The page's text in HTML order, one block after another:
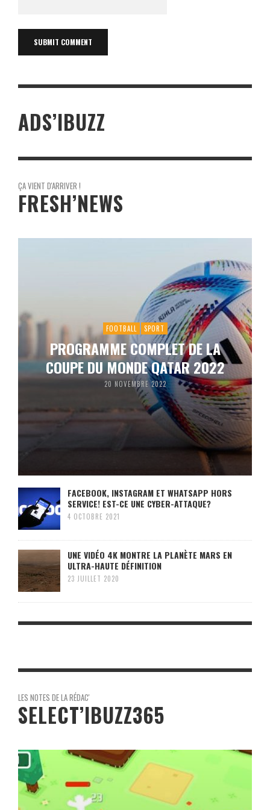
ADS’IBUZZ
ÇA VIENT D'ARRIVER !
FRESH’NEWS
FOOTBALL SPORT
PROGRAMME COMPLET DE LA
COUPE DU MONDE QATAR 2022
20 NOVEMBRE 2022
FACEBOOK, INSTAGRAM ET WHATSAPP HORS
SERVICE! EST-CE UNE CYBER-ATTAQUE?
4 OCTOBRE 2021
UNE VIDÉO 4K MONTRE LA PLANÈTE MARS EN
ULTRA-HAUTE DÉFINITION
23 JUILLET 2020
LES NOTES DE LA RÉDAC'
SELECT’IBUZZ365